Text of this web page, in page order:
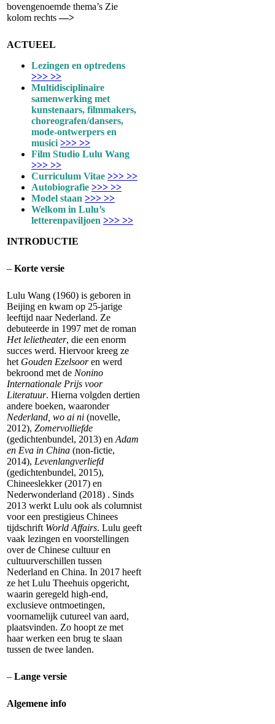
bovengenoemde thema’s Zie
kolom rechts—>
ACTUEEL
Lezingen en optredens
>>> >>
Multidisciplinaire
samenwerking met
kunstenaars, filmmakers,
choreografen/dansers,
mode-ontwerpers en
musici >>> >>
Film Studio Lulu Wang
>>> >>
Curriculum Vitae >>> >>
Autobiografie >>> >>
Model staan >>> >>
Welkom in Lulu’s
letterenpaviljoen >>> >>
INTRODUCTIE
– Korte versie
Lulu Wang (1960) is geboren in
Beijing en kwam op 25-jarige
leeftijd naar Nederland. Ze
debuteerde in 1997 met de roman
Het lelietheater, die een enorm
succes werd. Hiervoor kreeg ze
het Gouden Ezelsooren werd
bekroond met de Nonino
Internationale Prijs voor
Literatuur. Hierna volgden dertien
andere boeken, waaronder
Nederland, wo ai ni (novelle,
2012), Zomervolliefde
(gedichtenbundel, 2013) en Adam
en Eva in China (non-fictie,
2014), Levenlangverliefd
(gedichtenbundel, 2015),
Chineeslekker (2017) en
Nederwonderland (2018) . Sinds
2013 werkt Lulu ook als columnist
voor een prestigieus Chinees
tijdschrift World Affairs. Lulu geeft
vaak lezingen en voorstellingen
over de Chinese cultuur en
cultuurverschillen tussen
Nederland en China. In 2017 heeft
ze het Lulu Theehuis opgericht,
waarin geregeld high-end,
exclusieve ontmoetingen,
voornamelijk cutureel van aard,
plaatsvinden. Zo hoopt ze met
haar werken een brug te slaan
tussen de twee landen.
– Lange versie
Algemene info